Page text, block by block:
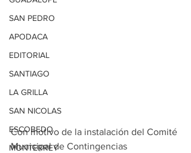
SAN PEDRO
APODACA
EDITORIAL
SANTIAGO
LA GRILLA
SAN NICOLAS
ESCOBEDO
MONTERREY
Con motivo de la instalación del Comité
Municipal de Contingencias